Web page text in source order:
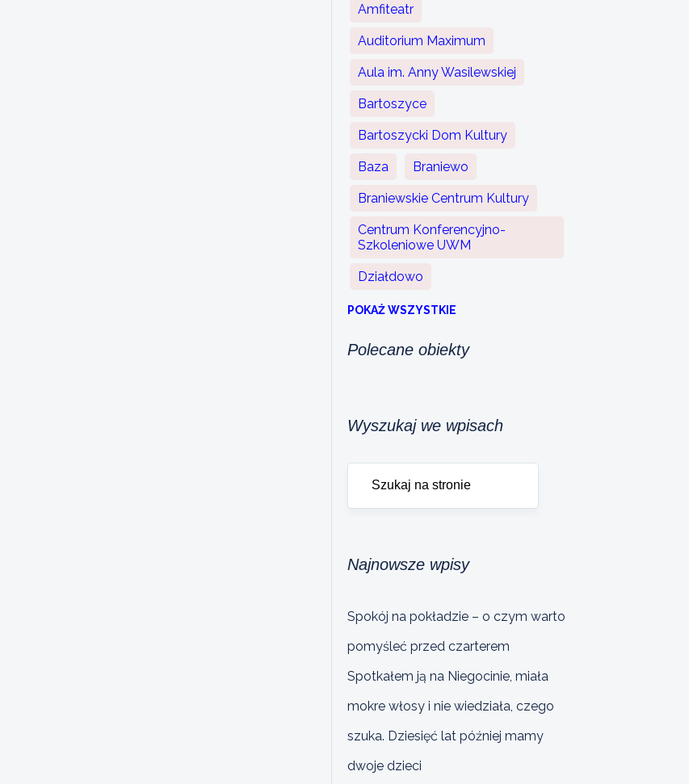
Amfiteatr
Auditorium Maximum
Aula im. Anny Wasilewskiej
Bartoszyce
Bartoszycki Dom Kultury
Baza Braniewo
Braniewskie Centrum Kultury
Centrum Konferencyjno-
Szkoleniowe UWM
Działdowo
POKAŻ WSZYSTKIE
Polecane obiekty
Wyszukaj we wpisach
Najnowsze wpisy
Spokój na pokładzie – o czym warto
pomyśleć przed czarterem
Spotkałem ją na Niegocinie, miała
mokre włosy i nie wiedziała, czego
szuka. Dziesięć lat później mamy
dwoje dzieci